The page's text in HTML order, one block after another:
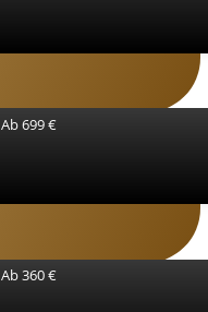
Ab 699 €
Ab 360 €